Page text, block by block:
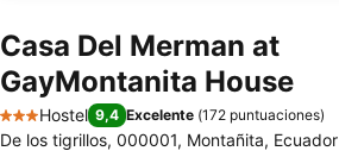
Casa Del Merman at
GayMontanita House
3 Estrellas
Hostel 9,4 Excelente (172 puntuaciones)
De los tigrillos, 000001, Montañita, Ecuador